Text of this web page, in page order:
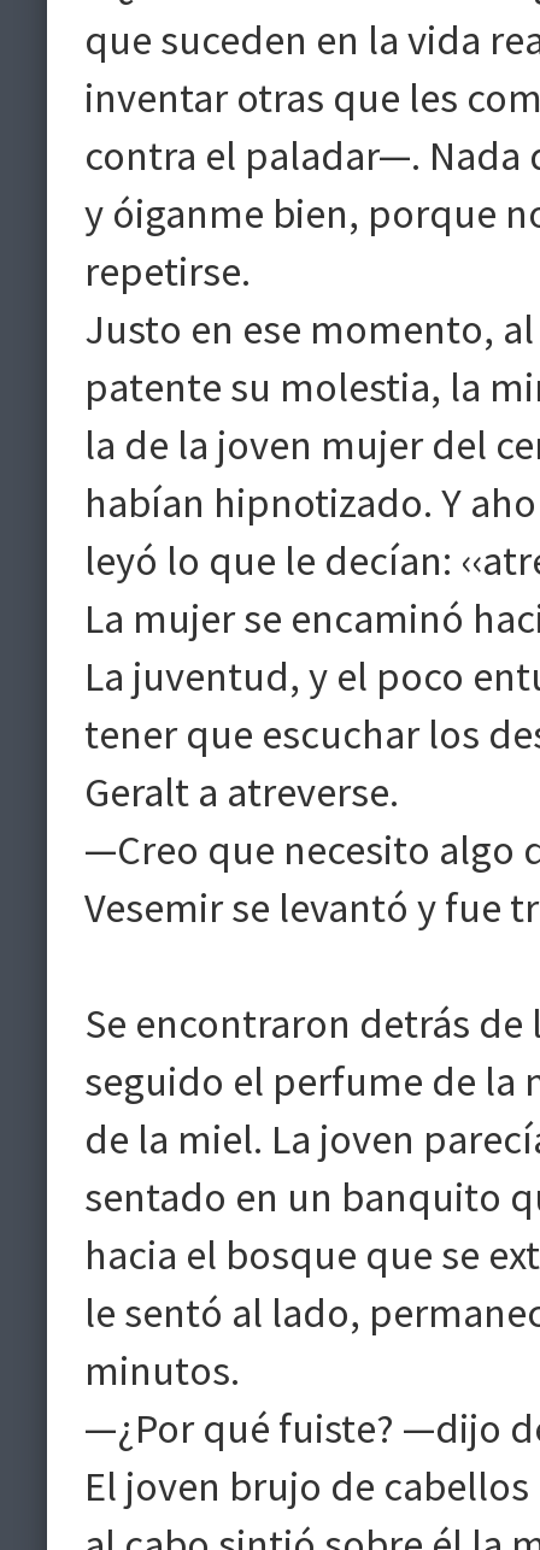
que suceden en la vida
inventar otras que les
contra el paladar—. Nada
y óiganme bien, porque
repetirse.
Justo en ese momento,
patente su molestia, la
la de la joven mujer del
habían hipnotizado. Y
leyó lo que le decían:
La mujer se encaminó
La juventud, y el poco
tener que escuchar los
Geralt a atreverse.
—Creo que necesito algo
Vesemir se levantó y fue
Se encontraron detrás
seguido el perfume de la
de la miel. La joven
sentado en un banquito
hacia el bosque que se
le sentó al lado,
minutos.
—¿Por qué fuiste? —dijo
El joven brujo de